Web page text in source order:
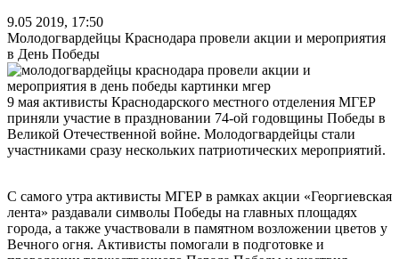
9.05 2019, 17:50
Молодогвардейцы Краснодара провели акции и мероприятия
в День Победы
9 мая активисты Краснодарского местного отделения МГЕР
приняли участие в праздновании 74-ой годовщины Победы в
Великой Отечественной войне. Молодогвардейцы стали
участниками сразу нескольких патриотических мероприятий.
С самого утра активисты МГЕР в рамках акции «Георгиевская
лента» раздавали символы Победы на главных площадях
города, а также участвовали в памятном возложении цветов у
Вечного огня. Активисты помогали в подготовке и